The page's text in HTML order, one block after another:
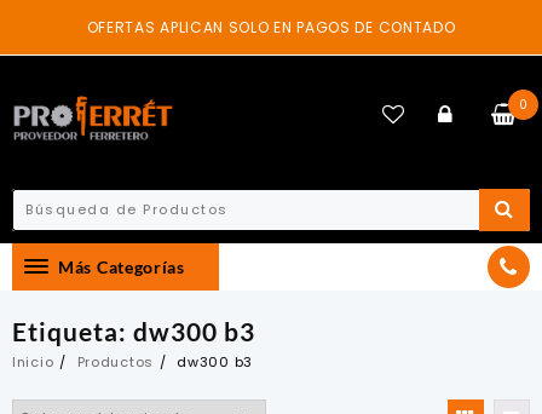
content
OFERTAS APLICAN SOLO EN PAGOS DE CONTADO
0
Más Categorías
Etiqueta: dw300 b3
Inicio Productos dw300 b3